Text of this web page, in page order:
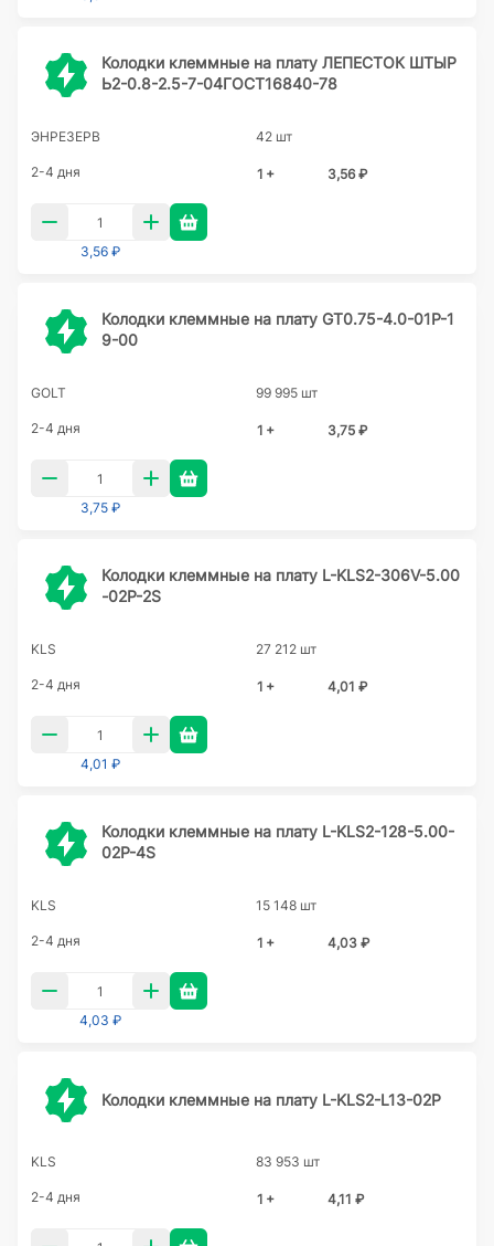
Колодки клеммные на плату ЛЕПЕСТОК ШТЫР
Ь2-0.8-2.5-7-04ГОСТ16840-78
ЭНРЕЗЕРВ 42 шт
2-4 дня 1 + 3,56 ₽
3,56 ₽
Колодки клеммные на плату GT0.75-4.0-01P-1
9-00
GOLT 99 995 шт
2-4 дня 1 + 3,75 ₽
3,75 ₽
Колодки клеммные на плату L-KLS2-306V-5.00
-02P-2S
KLS 27 212 шт
2-4 дня 1 + 4,01 ₽
4,01 ₽
Колодки клеммные на плату L-KLS2-128-5.00-
02P-4S
KLS 15 148 шт
2-4 дня 1 + 4,03 ₽
4,03 ₽
Колодки клеммные на плату L-KLS2-L13-02P
KLS 83 953 шт
2-4 дня 1 + 4,11 ₽